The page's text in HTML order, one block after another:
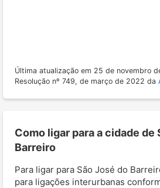
Última atualização em 25 de novembro
Resolução nº 749, de março de 2022 da
Como ligar para a cidade de
Barreiro
Para ligar para São José do
para ligações interurbanas